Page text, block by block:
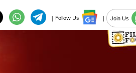
| Follow Us | Join Us